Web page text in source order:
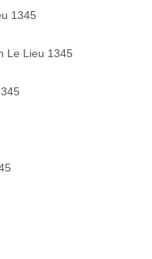
1345
Le Lieu 1345